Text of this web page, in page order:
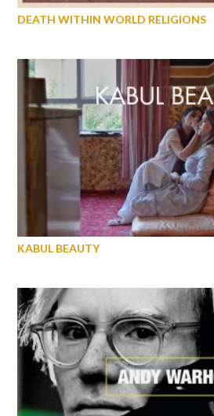
DEATH WITHIN WORLD RELIGIONS
KABUL BEAUTY